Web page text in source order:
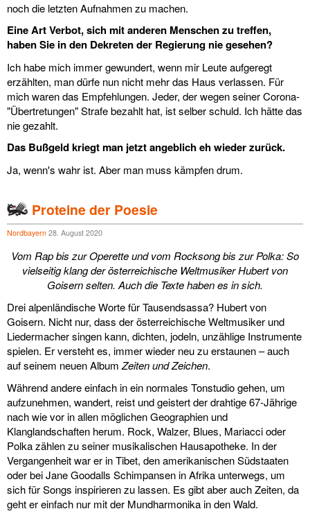
noch die letzten Aufnahmen zu machen.
Eine Art Verbot, sich mit anderen Menschen zu treffen,
haben Sie in den Dekreten der Regierung nie gesehen?
Ich habe mich immer gewundert, wenn mir Leute aufgeregt
erzählten, man dürfe nun nicht mehr das Haus verlassen. Für
mich waren das Empfehlungen. Jeder, der wegen seiner Corona-
"Übertretungen" Strafe bezahlt hat, ist selber schuld. Ich hätte das
nie gezahlt.
Das Bußgeld kriegt man jetzt angeblich eh wieder zurück.
Ja, wenn's wahr ist. Aber man muss kämpfen drum.
Proteine der Poesie
Nordbayern 28. August 2020
Vom Rap bis zur Operette und vom Rocksong bis zur Polka: So
vielseitig klang der österreichische Weltmusiker Hubert von
Goisern selten. Auch die Texte haben es in sich.
Drei alpenländische Worte für Tausendsassa? Hubert von
Goisern. Nicht nur, dass der österreichische Weltmusiker und
Liedermacher singen kann, dichten, jodeln, unzählige Instrumente
spielen. Er versteht es, immer wieder neu zu erstaunen – auch
auf seinem neuen AlbumZeiten und Zeichen.
Während andere einfach in ein normales Tonstudio gehen, um
aufzunehmen, wandert, reist und geistert der drahtige 67-Jährige
nach wie vor in allen möglichen Geographien und
Klanglandschaften herum. Rock, Walzer, Blues, Mariacci oder
Polka zählen zu seiner musikalischen Hausapotheke. In der
Vergangenheit war er in Tibet, den amerikanischen Südstaaten
oder bei Jane Goodalls Schimpansen in Afrika unterwegs, um
sich für Songs inspirieren zu lassen. Es gibt aber auch Zeiten, da
geht er einfach nur mit der Mundharmonika in den Wald.